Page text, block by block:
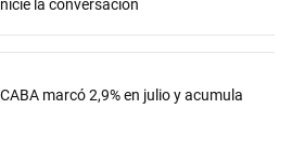
la conversación
con más comentarios en los
el título "La inflación en CABA marcó
marcó 2,9% en julio y acumula